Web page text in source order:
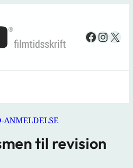
X
ANMELDELSE
til revision